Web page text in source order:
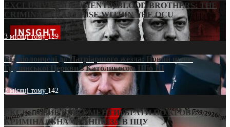
EXCLUSIVE (DOCUMENTS)/BLOOD BROTHERS: THE
CRIMINAL FRANCHISE WITHIN THE OCU
3 місяці тому129
Від віолончелі до Патріаршого жезла: Новий шлях
Грузинської Церкви з Католикосом Шіо III
3 місяці тому 142
ЕКСКЛЮЗИВ (ДОКУМЕНТИ)/БРАТИ ПО КРОВІ:
КРИМІНАЛЬНА ФРАНШИЗА В ПЦУ